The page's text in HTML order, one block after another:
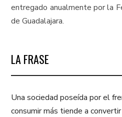
entregado anualmente por la
de Guadalajara.
LA FRASE
Una sociedad poseída por el
consumir más tiende a